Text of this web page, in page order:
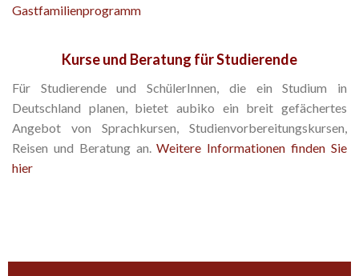
Gastfamilienprogramm
Kurse und Beratung für Studierende
Für Studierende und SchülerInnen, die ein Studium in
Deutschland planen, bietet aubiko ein breit gefächertes
Angebot von Sprachkursen, Studienvorbereitungskursen,
Reisen und Beratung an.Weitere Informationen finden Sie
hier